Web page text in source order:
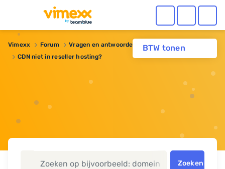
BTW tonen
Vimexx Forum Vragen en antwoorden
Reseller hosting
CDN niet in reseller hosting?
Zoeken